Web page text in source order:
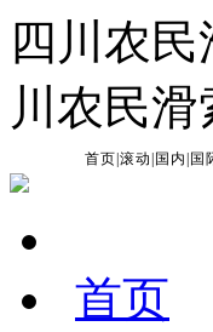
四川农
川农民
首页 |滚动 国内 国
首页